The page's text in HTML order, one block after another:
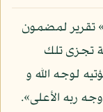
تقرير لمضمون
تجزى تلك
لوجه الله و
ربه الأعلى».